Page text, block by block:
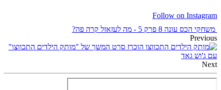
Follow on Instagram
משחקי הכס עונה 8 פרק 5 - מה לעזאזל קרה פה?
Previous
הוכרז סרט המשך של "מותק הילדים התכווצו"
עם ג'וש גאד
Next